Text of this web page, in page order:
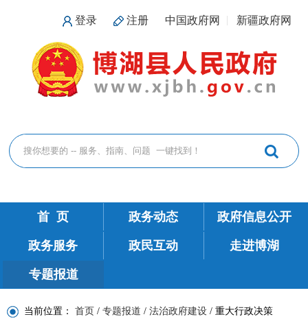
登录 注册 中国政府网 新疆政府网
首 页 政务动态 政府信息公开
政务服务 政民互动 走进博湖
专题报道
当前位置： 首页 / 专题报道 / 法治政府建设 / 重大行政决策